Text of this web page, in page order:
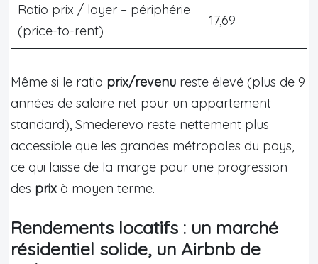
Ratio prix / loyer – périphérie
(price-to-rent)
17,69
Même si le ratio prix/revenu reste élevé (plus de 9
années de salaire net pour un appartement
standard), Smederevo reste nettement plus
accessible que les grandes métropoles du pays,
ce qui laisse de la marge pour une progression
des prix à moyen terme.
Rendements locatifs : un marché
résidentiel solide, un Airbnb de